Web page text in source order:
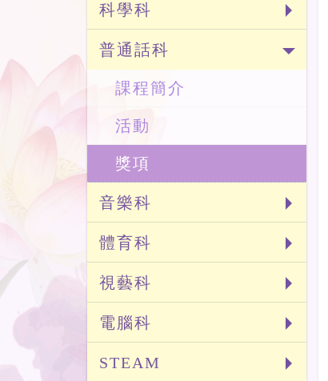
科學科
普通話科
課程簡介
活動
獎項
音樂科
體育科
視藝科
電腦科
STEAM